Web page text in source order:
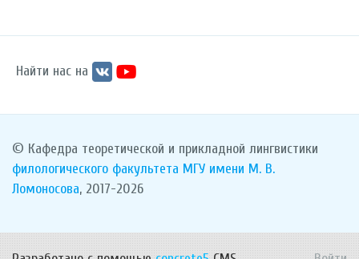
Найти нас на
© Кафедра теоретической и прикладной лингвистики
филологического факультета МГУ имени М. В.
Ломоносова, 2017-2026